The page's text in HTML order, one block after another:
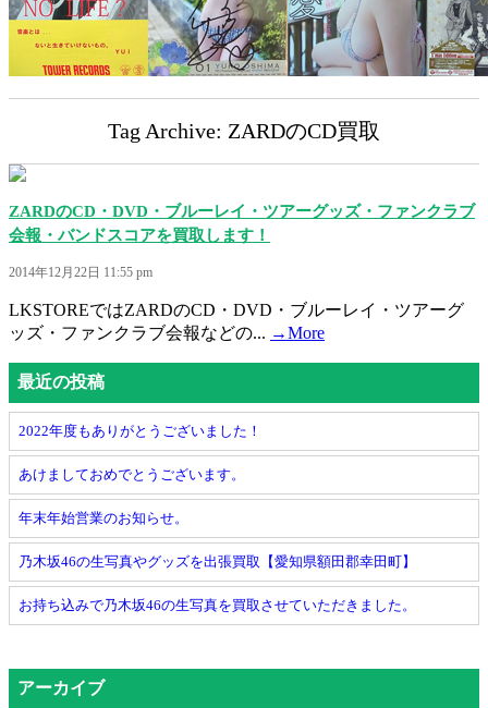
Tag Archive: ZARDのCD買取
ZARDのCD・DVD・ブルーレイ・ツアーグッズ・ファンクラブ
会報・バンドスコアを買取します！
2014年12月22日 11:55 pm
LKSTOREではZARDのCD・DVD・ブルーレイ・ツアーグ
ッズ・ファンクラブ会報などの... →More
最近の投稿
2022年度もありがとうございました！
あけましておめでとうございます。
年末年始営業のお知らせ。
乃木坂46の生写真やグッズを出張買取【愛知県額田郡幸田町】
お持ち込みで乃木坂46の生写真を買取させていただきました。
アーカイブ